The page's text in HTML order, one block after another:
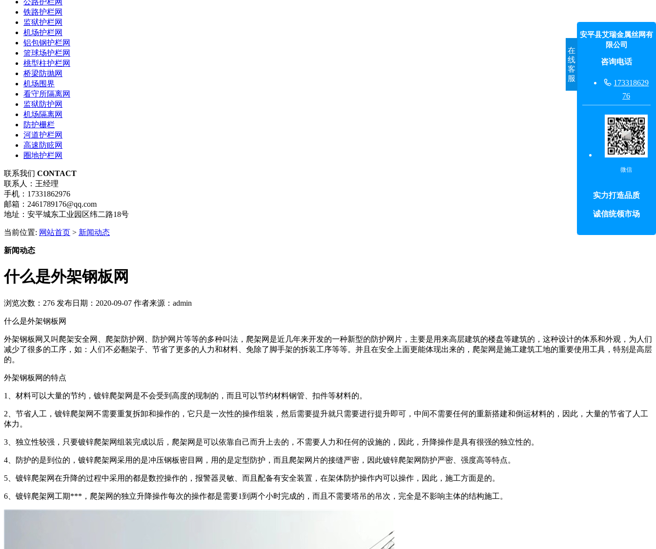
公路护栏网
铁路护栏网
监狱护栏网
机场护栏网
铝包钢护栏网
篮球场护栏网
桃型柱护栏网
桥梁防抛网
机场围界
看守所隔离网
监狱防护网
机场隔离网
防护栅栏
河道护栏网
高速防眩网
圈地护栏网
联系我们 CONTACT
联系人：王经理
手机：17331862976
邮箱：2461789176@qq.com
地址：安平城东工业园区纬二路18号
当前位置: 网站首页 > 新闻动态
新闻动态
什么是外架钢板网
浏览次数： 276 发布日期：2020-09-07 作者来源：admin
什么是外架钢板网
外架钢板网又叫爬架安全网、爬架防护网、防护网片等等的多种叫法，爬架网是近几年来开发的一种新型的防护网片，主要是用来高层建筑的楼盘等建筑的，这种设计的体系和外观，为人们
减少了很多的工序，如：人们不必翻架子、节省了更多的人力和材料、免除了脚手架的拆装工序等等。并且在安全上面更能体现出来的，爬架网是施工建筑工地的重要使用工具，特别是高层
的。
外架钢板网的特点
1、材料可以大量的节约，镀锌爬架网是不会受到高度的现制的，而且可以节约材料钢管、扣件等材料的。
2、节省人工，镀锌爬架网不需要重复拆卸和操作的，它只是一次性的操作组装，然后需要提升就只需要进行提升即可，中间不需要任何的重新搭建和倒运材料的，因此，大量的节省了人工
体力。
3、独立性较强，只要镀锌爬架网组装完成以后，爬架网是可以依靠自己而升上去的，不需要人力和任何的设施的，因此，升降操作是具有很强的独立性的。
4、防护的是到位的，镀锌爬架网采用的是冲压钢板密目网，用的是定型防护，而且爬架网片的接缝严密，因此镀锌爬架网防护严密、强度高等特点。
5、镀锌爬架网在升降的过程中采用的都是数控操作的，报警器灵敏、而且配备有安全装置，在架体防护操作内可以操作，因此，施工方面是的。
6、镀锌爬架网工期***，爬架网的独立升降操作每次的操作都是需要1到两个小时完成的，而且不需要塔吊的吊次，完全是不影响主体的结构施工。
在
线
客
服
安平县艾瑞金属丝网有
限公司
咨询电话
 173318629
76
微信
实力打造品质
诚信统领市场